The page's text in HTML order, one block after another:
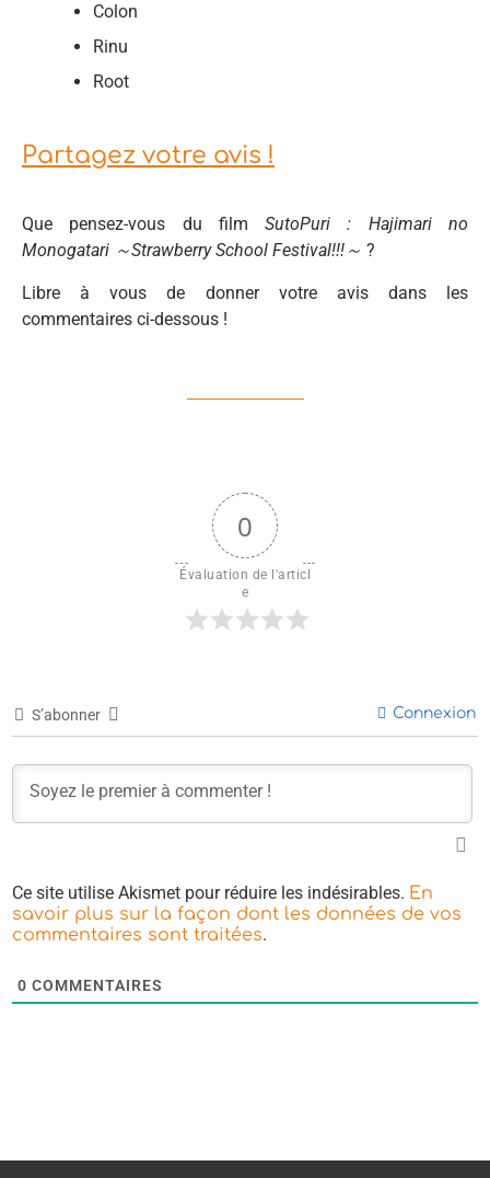
Colon
Rinu
Root
Partagez votre avis !
Que pensez-vous du filmSutoPuri : Hajimari no
Monogatari ～Strawberry School Festival!!!～ ?
Libre à vous de donner votre avis dans les
commentaires ci-dessous !
0
Évaluation de l'articl
e
S’abonner Connexion
Ce site utilise Akismet pour réduire les indésirables. En
savoir plus sur la façon dont les données de vos
commentaires sont traitées.
0 COMMENTAIRES